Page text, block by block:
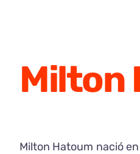
Milton
Milton Hatoum nació